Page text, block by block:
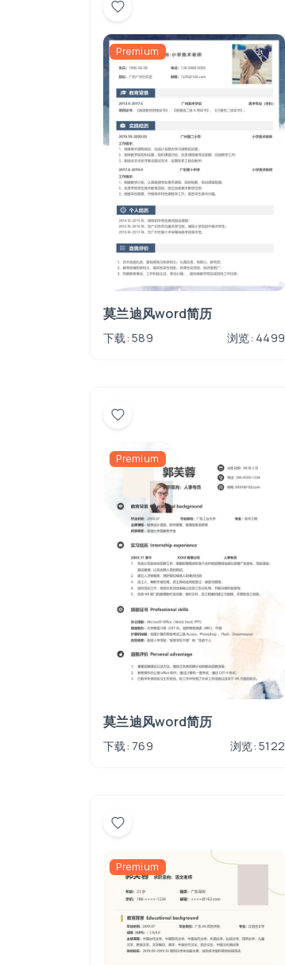
Premium
莫兰迪风word简历
下载: 589 浏览: 4499
Premium
莫兰迪风word简历
下载: 769 浏览: 5122
Premium